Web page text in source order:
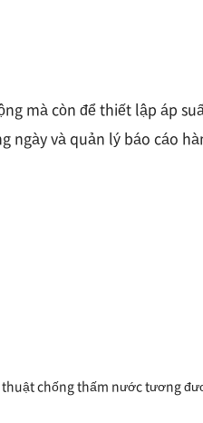
mà còn để thiết lập áp
ngày và quản lý báo cáo
chống thấm nước tương